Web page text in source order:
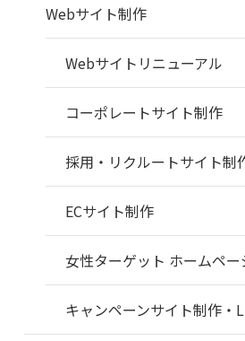
Webサイト制作
Webサイトリニューアル
コーポレートサイト制作
採用・リクルートサイト制
ECサイト制作
女性ターゲット ホームペ
キャンペーンサイト制作・